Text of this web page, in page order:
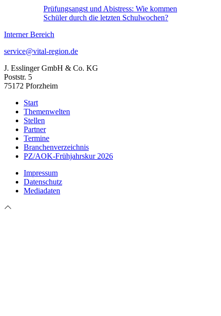
Prüfungsangst und Abistress: Wie kommen
Schüler durch die letzten Schulwochen?
Interner Bereich
service@vital-region.de
J. Esslinger GmbH & Co. KG
Poststr. 5
75172 Pforzheim
Start
Themenwelten
Stellen
Partner
Termine
Branchenverzeichnis
PZ/AOK-Frühjahrskur 2026
Impressum
Datenschutz
Mediadaten